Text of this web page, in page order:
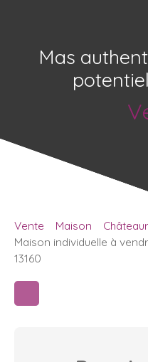
Mas
Vente Maison
Maison individuelle à
13160